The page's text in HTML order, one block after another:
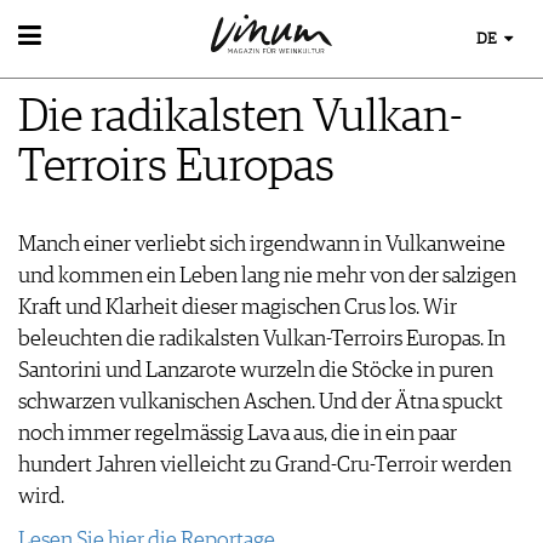
WEIN
WEINSUCHE
GUIDE WEINGÜTER
WINETRADECLUB
WEINE DES MONATS
TRINKREIFETABELLE
UNIQUE WINERIES
CLUB LES DOMAINES
WEINWISSEN
WEINREGIONEN
NEWS
AWARDS
EVENT-BILDER
ESSEN & TRINKEN
FOOD PAIRING TIPPS
FOOD PAIRING TABELLE
KULINARIK
REZEPTE
HOTSPOTS
WEINREISEN
MAGAZIN
REPORTAGEN
DOSSIER
WINEGUIDES
MEDIATHEK
APPS
VIDEOS
BILDSTRECKEN
BÜCHER
DE
Die radikalsten Vulkan-
Terroirs Europas
Manch einer verliebt sich irgendwann in Vulkanweine
und kommen ein Leben lang nie mehr von der salzigen
Kraft und Klarheit dieser magischen Crus los. Wir
beleuchten die radikalsten Vulkan-Terroirs Europas. In
Santorini und Lanzarote wurzeln die Stöcke in puren
schwarzen vulkanischen Aschen. Und der Ätna spuckt
noch immer regelmässig Lava aus, die in ein paar
hundert Jahren vielleicht zu Grand-Cru-Terroir werden
wird.